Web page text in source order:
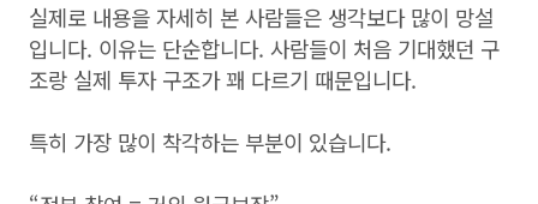
실제로 내용을 자세히 본 사람들은 생각보다 많이 망설
입니다. 이유는 단순합니다. 사람들이 처음 기대했던 구
조랑 실제 투자 구조가 꽤 다르기 때문입니다.
특히 가장 많이 착각하는 부분이 있습니다.